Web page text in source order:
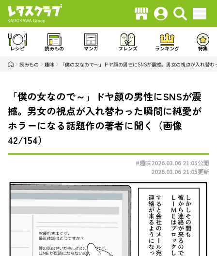
レシピ 読みもの マンガ フレンズ ランキング 特集
読みもの 趣味 「僕の女なので～」ドヤ顔の男性にSNSが震撼。男女の視点が入れ替
「僕の女なので～」ドヤ顔の男性にSNSが震
撼。男女の視点が入れ替わった瞬間に純愛が
ホラーになる話題作の著者に聞く（画像
42/154）
#趣味2026.03.06 21:05公開
2026.03.06 21:05更新